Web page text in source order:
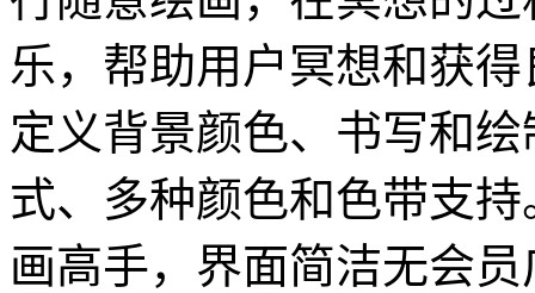
乐，帮助用户冥想和获
定义背景颜色、书写和
式、多种颜色和色带支
画高手，界面简洁无会